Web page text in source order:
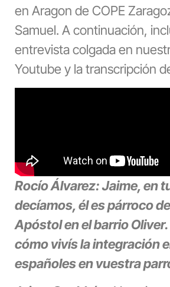
en Aragon de COPE
Samuel. A continuación,
entrevista colgada en
Youtube y la transcripción
Rocío Álvarez: Jaime, en
decíamos, él es párroco
Apóstol en el barrio
cómo vivís la integración
españoles en vuestra